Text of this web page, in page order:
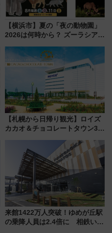
【横浜市】夏の「夜の動物園」
2026は何時から？ ズーラシア・
見どころ、限定イベントを徹底
解説！
【札幌から日帰り観光】ロイズ
カカオ＆チョコレートタウン3周
詰め放題を開催、ロイズタウン
駅からのアクセスも
来館1422万人突破！ゆめが丘駅
の乗降人員は2.4倍に 相鉄いず